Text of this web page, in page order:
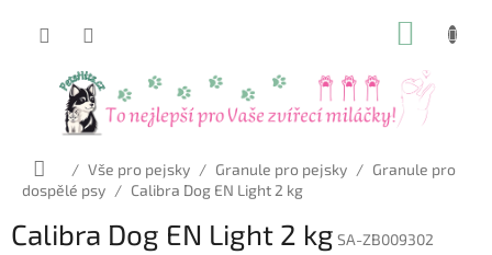
Domů
/ Vše pro pejsky / Granule pro pejsky / Granule pro
dospělé psy / Calibra Dog EN Light 2 kg
Calibra Dog EN Light 2 kg SA-ZB009302